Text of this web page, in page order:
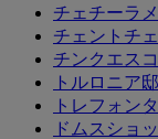
チェチーラ
チェントチ
チンクエス
トルロニア邸
トレフォン
ドムスショ